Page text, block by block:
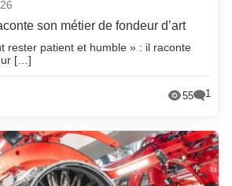
son métier de fondeur d’art
rester patient et humble » : il raconte
[…]
55 1